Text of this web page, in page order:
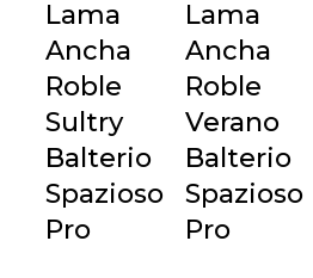
Lama
Ancha
Roble
Sultry
Balterio
Spazioso
Pro
Lama
Ancha
Roble
Verano
Balterio
Spazioso
Pro